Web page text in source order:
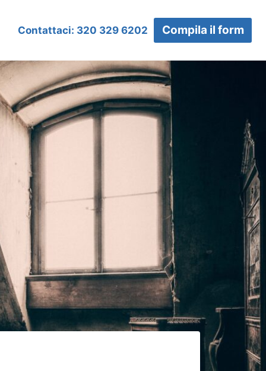
Contattaci: 320 329 6202 Compila il form